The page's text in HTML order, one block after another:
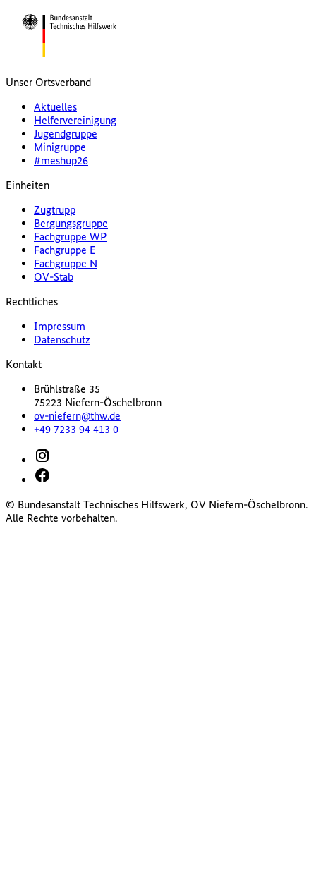
Unser Ortsverband
Aktuelles
Helfervereinigung
Jugendgruppe
Minigruppe
#meshup26
Einheiten
Zugtrupp
Bergungsgruppe
Fachgruppe WP
Fachgruppe E
Fachgruppe N
OV-Stab
Rechtliches
Impressum
Datenschutz
Kontakt
Brühlstraße 35
75223 Niefern-Öschelbronn
ov-niefern@thw.de
+49 7233 94 413 0
© Bundesanstalt Technisches Hilfswerk, OV Niefern-Öschelbronn.
Alle Rechte vorbehalten.